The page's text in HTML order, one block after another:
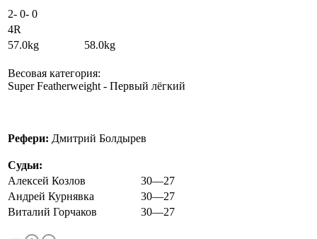
2- 0- 0
4R
57.0kg 58.0kg
Весовая категория:
Super Featherweight - Первый лёгкий
Рефери: Дмитрий Болдырев
Судьи:
Алексей Козлов
30—27
Андрей Курнявка
30—27
Виталий Горчаков
30—27